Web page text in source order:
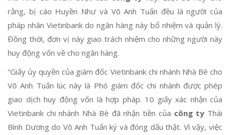
rằng, bị cáo Huyền Như và Võ Anh Tuấn đều là người của
pháp nhân Vietinbank do ngân hàng này bổ nhiệm và quản lý.
Đồng thời, đơn vị này giao trách nhiệm cho những người này
huy động vốn về cho ngân hàng.
“Giấy ủy quyền của giám đốc Vietinbank chi nhánh Nhà Bè cho
Võ Anh Tuấn lúc này là Phó giám đốc chi nhánh được phép
giao dịch huy động vốn là hợp pháp. 10 giấy xác nhận của
Vietinbank chi nhánh Nhà Bè đã nhận tiền của công ty Thái
Bình Dương do Võ Anh Tuấn ký và đóng dấu thật. Vì vậy, việc